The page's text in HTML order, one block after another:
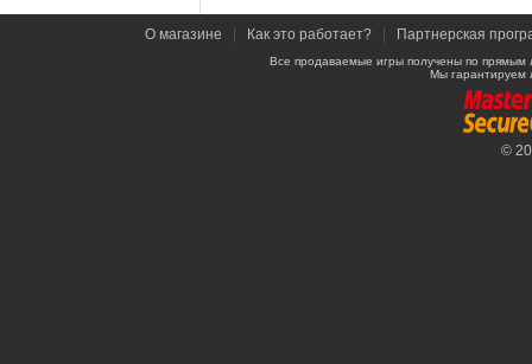
О магазине Как это работает? Партнерская
Все продаваемые игры получены по
Мы гарантируем
©